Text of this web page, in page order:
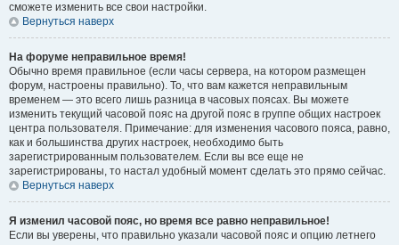
сможете изменить все свои настройки.
Вернуться наверх
На форуме неправильное время!
Обычно время правильное (если часы сервера, на котором размещен
форум, настроены правильно). То, что вам кажется неправильным
временем — это всего лишь разница в часовых поясах. Вы можете
изменить текущий часовой пояс на другой пояс в группе общих настроек
центра пользователя. Примечание: для изменения часового пояса, равно,
как и большинства других настроек, необходимо быть
зарегистрированным пользователем. Если вы все еще не
зарегистрированы, то настал удобный момент сделать это прямо сейчас.
Вернуться наверх
Я изменил часовой пояс, но время все равно неправильное!
Если вы уверены, что правильно указали часовой пояс и опцию летнего